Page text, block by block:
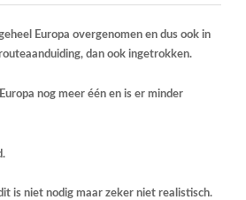
Europa overgenomen en dus ook in
dan ook ingetrokken.
nog meer één en is er minder
is niet nodig maar zeker niet realistisch.